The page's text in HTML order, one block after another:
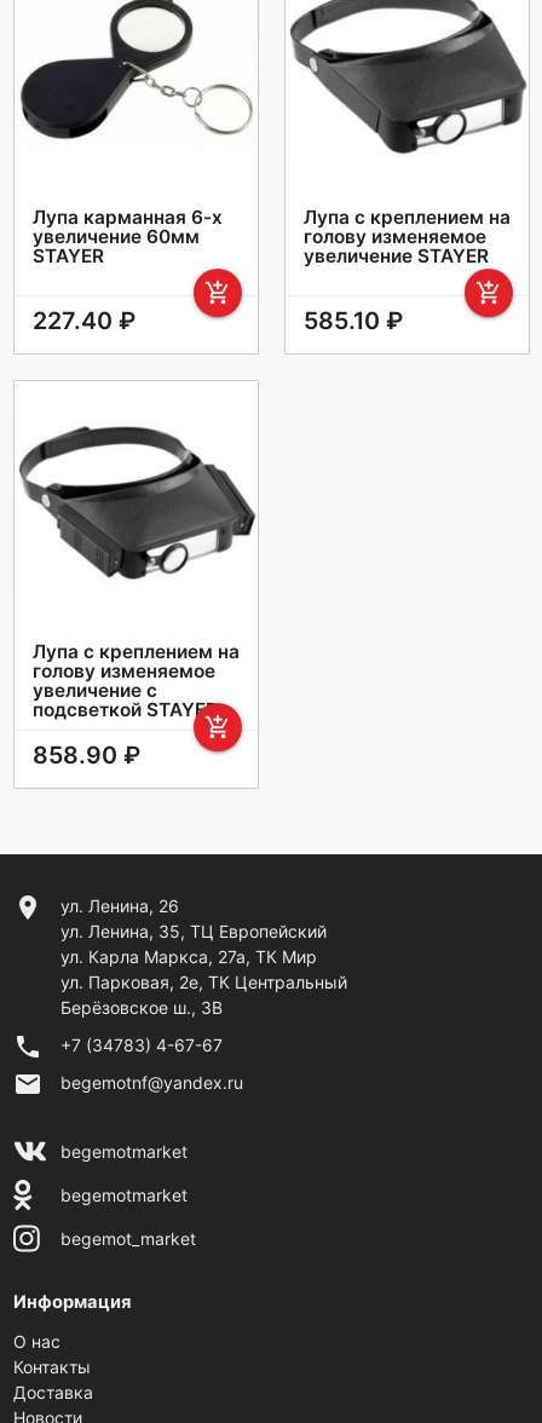
Лупа карманная 6-х
увеличение 60мм
STAYER
add_shopping_cart
227.40 ₽
Лупа с креплением на
голову изменяемое
увеличение STAYER
add_shopping_cart
585.10 ₽
Лупа с креплением на
голову изменяемое
увеличение с
подсветкой STAYER
add_shopping_cart
858.90 ₽
location_on
ул. Ленина, 26
ул. Ленина, 35, ТЦ Европейский
ул. Карла Маркса, 27а, ТК Мир
ул. Парковая, 2е, ТК Центральный
Берёзовское ш., 3В
phone +7 (34783) 4-67-67
email begemotnf@yandex.ru
begemotmarket
begemotmarket
begemot_market
Информация
О нас
Контакты
Доставка
Новости